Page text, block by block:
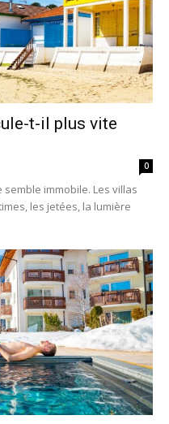
t-il plus vite
0
semble immobile. Les villas
les jetées, la lumière